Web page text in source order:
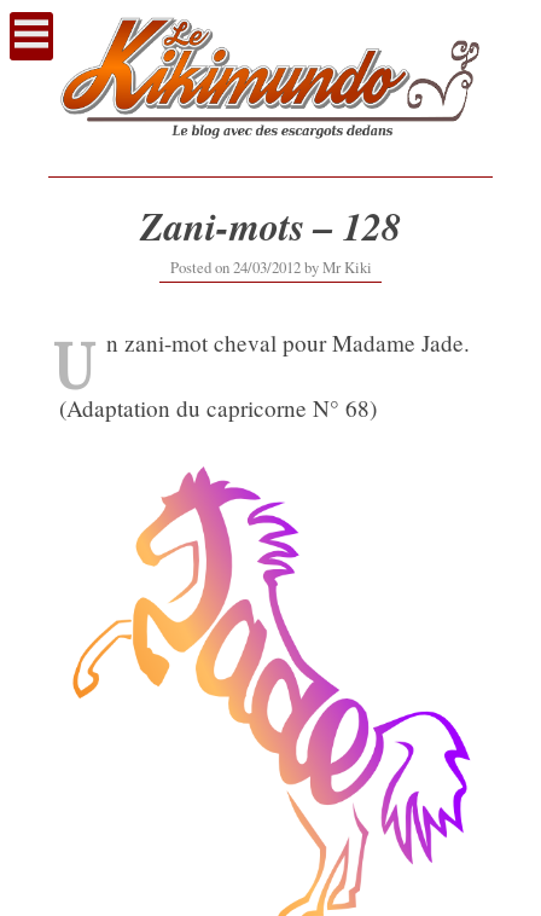
Voir
contenu
Zani-mots – 128
Posted on24/03/201220/09/2019
byMr Kiki
U n zani-mot cheval pour Madame Jade.
(Adaptation du capricorne N° 68)